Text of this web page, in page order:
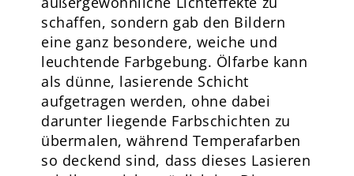
schaffen, sondern gab den Bildern
eine ganz besondere, weiche und
leuchtende Farbgebung. Ölfarbe kann
als dünne, lasierende Schicht
aufgetragen werden, ohne dabei
darunter liegende Farbschichten zu
übermalen, während Temperafarben
so deckend sind, dass dieses Lasieren